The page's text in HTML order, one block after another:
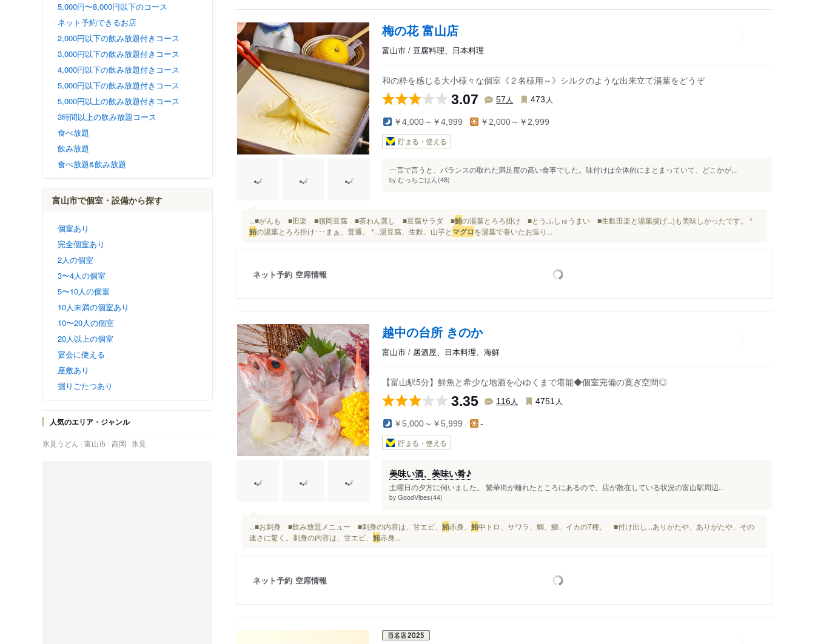
5,000円〜8,000円以下のコース
ネット予約できるお店
2,000円以下の飲み放題付きコース
3,000円以下の飲み放題付きコース
4,000円以下の飲み放題付きコース
5,000円以下の飲み放題付きコース
5,000円以上の飲み放題付きコース
3時間以上の飲み放題コース
食べ放題
飲み放題
食べ放題&飲み放題
富山市で個室・設備から探す
個室あり
完全個室あり
2人の個室
3〜4人の個室
5〜10人の個室
10人未満の個室あり
10〜20人の個室
20人以上の個室
宴会に使える
座敷あり
掘りごたつあり
人気のエリア・ジャンル
氷見うどん 富山市 高岡 氷見
梅の花 富山店
富山市 / 豆腐料理、日本料理
和の粋を感じる大小様々な個室《２名様用～》シルクのような出来立て湯葉をどうぞ
3.07 57 人 473 人
￥4,000～￥4,999 ￥2,000～￥2,999
貯まる・使える
一言で言うと、バランスの取れた満足度の高い食事でした。味付けは全体的にまとまっていて、どこかが...
by むっちごはん(48)
...■がんも ■田楽 ■嶺岡豆腐 ■茶わん蒸し ■豆腐サラダ ■鮪の湯葉とろろ掛け ■とうふしゅうまい ■生麩田楽と湯葉揚げ...)も美味しかったです。 *
鮪の湯葉とろろ掛け･･･まぁ、普通。 *...湯豆腐、生麩、山芋と マグロを湯葉で巻いたお造り...
ネット予約 空席情報
越中の台所 きのか
富山市 / 居酒屋、日本料理、海鮮
【富山駅5分】鮮魚と希少な地酒を心ゆくまで堪能◆個室完備の寛ぎ空間◎
3.35 116人 4751 人
￥5,000～￥5,999 -
貯まる・使える
美味い酒、美味い肴♪
土曜日の夕方に伺いました。 繁華街が離れたところにあるので、店が散在している状況の富山駅周辺...
by GoodVibes(44)
...■お刺身 ■飲み放題メニュー ■刺身の内容は、甘エビ、 鮪赤身、 鮪中トロ、サワラ、鯛、鰤、イカの7種。 ■付け出し...ありがたや、ありがたや、その
速さに驚く。刺身の内容は、甘エビ、 鮪赤身...
ネット予約 空席情報